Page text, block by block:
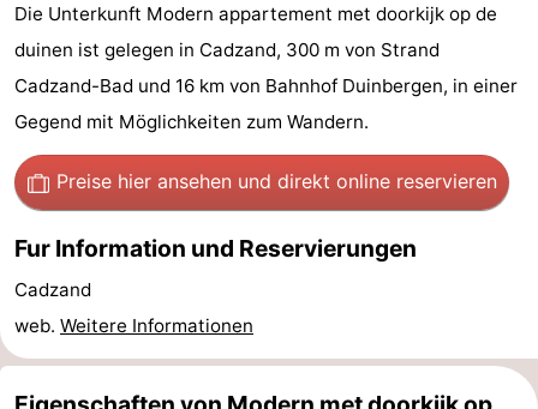
Meersee
Beach
Resort
Bad
-
De
-
Cadzand
Hoogduin
-
Noordzee
Cadzand-
-
Nieuwvliet-
Schoneveld
-
Die Unterkunft Modern appartement met doorkijk op de
duinen ist gelegen in Cadzand, 300 m von Strand
Cadzand-Bad und 16 km von Bahnhof Duinbergen, in einer
Gegend mit Möglichkeiten zum Wandern.
Preise hier ansehen und direkt online reservieren
Fur Information und Reservierungen
Cadzand
web. Weitere Informationen